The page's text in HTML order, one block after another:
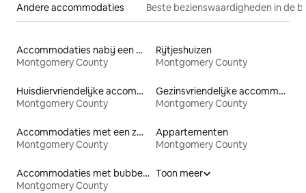
Andere accommodaties Beste bezienswaardigheden in de
Accommodaties nabij een meer
Montgomery County
Rijtjeshuizen
Montgomery County
Huisdiervriendelijke accommodaties
Montgomery County
Gezinsvriendelijke accommodaties
Montgomery County
Accommodaties met een zwembad
Montgomery County
Appartementen
Montgomery County
Accommodaties met bubbelbad
Montgomery County
Toon meer